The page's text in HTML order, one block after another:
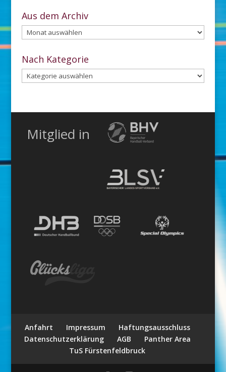
Aus dem Archiv
Aus
dem
Archiv
Nach Kategorie
Nach
Kategorie
Mitglied in
Anfahrt Impressum
Haftungsausschluss
Datenschutzerklärung
AGB
Panther Area
TuS Fürstenfeldbruck